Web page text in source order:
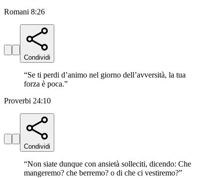
Romani 8:26
Condividi
“Se ti perdi d’animo nel giorno dell’avversità, la tua
forza è poca.”
Proverbi 24:10
Condividi
“Non siate dunque con ansietà solleciti, dicendo: Che
mangeremo? che berremo? o di che ci vestiremo?”